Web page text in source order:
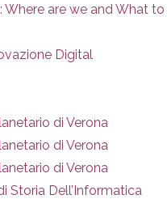
Where are we and What to
Digital
di Verona
di Verona
di Verona
Storia Dell’Informatica